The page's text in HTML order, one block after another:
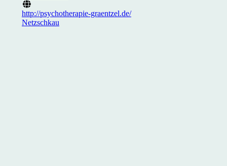
http://psychotherapie-graentzel.de/
Netzschkau